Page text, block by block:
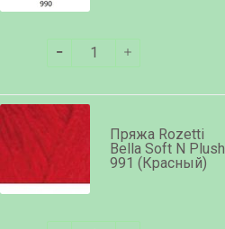
Пряжа Rozetti
Bella Soft N Plush
991 (Красный)